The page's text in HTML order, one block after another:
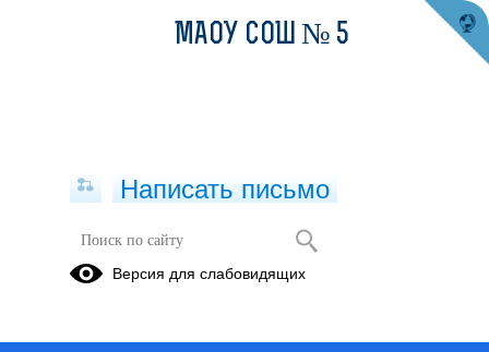
Публикации за 02.10.2024
МАОУ СОШ № 5
Написать письмо
Версия для слабовидящих